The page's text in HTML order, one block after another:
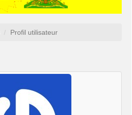
Profil utilisateur